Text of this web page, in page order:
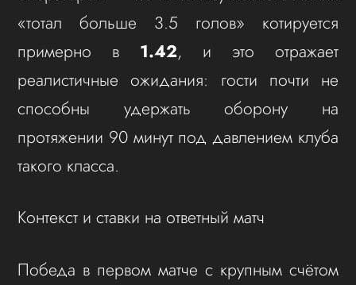
«тотал больше 3.5 голов» котируется
примерно в 1.42, и это отражает
реалистичные ожидания: гости почти не
способны удержать оборону на
протяжении 90 минут под давлением клуба
такого класса.
Контекст и ставки на ответный матч
Победа в первом матче с крупным счётом